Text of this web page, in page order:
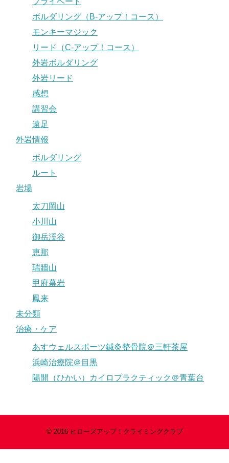
ボルダリング（B-アップ！コース）
モンキーマジック
リード（C-アップ！コース）
外岩ボルダリング
外岩リード
感想
講習会
遠足
外岩情報
ボルダリング
ルート
岩場
太刀岡山
小川山
御岳渓谷
恵那
瑞牆山
甲府幕岩
鳳来
未分類
治療・ケア
あすウェルスポーツ鍼灸整骨院＠三軒茶屋
浜崎治療院＠目黒
陽開（ひかい）カイロプラクティック＠青葉台
© 2016 ヒローズアップ！クライミングクラブ